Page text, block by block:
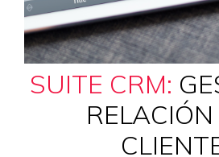
SUITE CRM: